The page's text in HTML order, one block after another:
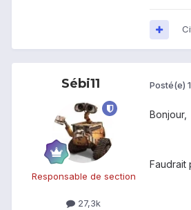
Sébi11
Responsable de section
27,3k
Posté(e)
Bonjour,
Faudrait